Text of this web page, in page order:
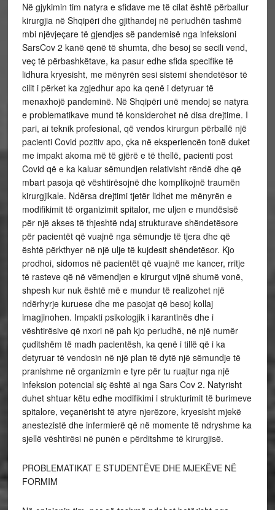
Në gjykimin tim natyra e sfidave me të cilat është përballur
kirurgjia në Shqipëri dhe gjithandej në periudhën tashmë
mbi njëvjeçare të gjendjes së pandemisë nga infeksioni
SarsCov 2 kanë qenë të shumta, dhe besoj se secili vend,
veç të përbashkëtave, ka pasur edhe sfida specifike të
lidhura kryesisht, me mënyrën sesi sistemi shendetësor të
cilit i përket ka zgjedhur apo ka qenë i detyruar të
menaxhojë pandeminë. Në Shqipëri unë mendoj se natyra
e problematikave mund të konsiderohet në disa drejtime. I
pari, ai teknik profesional, që vendos kirurgun përballë një
pacienti Covid pozitiv apo, çka në eksperiencën tonë duket
me impakt akoma më të gjërë e të thellë, pacienti post
Covid që e ka kaluar sëmundjen relativisht rëndë dhe që
mbart pasoja që vështirësojnë dhe komplikojnë traumën
kirurgjikale. Ndërsa drejtimi tjetër lidhet me mënyrën e
modifikimit të organizimit spitalor, me uljen e mundësisë
për një akses të thjeshtë ndaj strukturave shëndetësore
për pacientët që vuajnë nga sëmundje të tjera dhe që
është përkthyer në një ulje të kujdesit shëndetësor. Kjo
prodhoi, sidomos në pacientët që vuajnë me kancer, rritje
të rasteve që në vëmendjen e kirurgut vijnë shumë vonë,
shpesh kur nuk është më e mundur të realizohet një
ndërhyrje kuruese dhe me pasojat që besoj kollaj
imagjinohen. Impakti psikologjik i karantinës dhe i
vështirësive që nxori në pah kjo periudhë, në një numër
çuditshëm të madh pacientësh, ka qenë i tillë që i ka
detyruar të vendosin në një plan të dytë një sëmundje të
pranishme në organizmin e tyre për tu ruajtur nga një
infeksion potencial siç është ai nga Sars Cov 2. Natyrisht
duhet shtuar këtu edhe modifikimi i strukturimit të burimeve
spitalore, veçanërisht të atyre njerëzore, kryesisht mjekë
anestezistë dhe infermierë që në momente të ndryshme ka
sjellë vështirësi në punën e përditshme të kirurgjisë.
PROBLEMATIKAT E STUDENTËVE DHE MJEKËVE NË
FORMIM